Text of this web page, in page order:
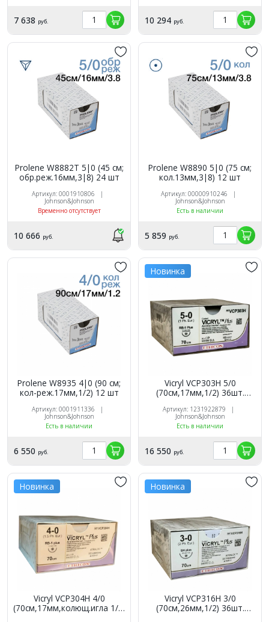
7 638 руб. 10 294 руб.
Prolene W8882Т 5|0 (45 см;
обр.реж.16мм,3|8) 24 шт
Артикул: 0001910806 |
Johnson&Johnson
Временно отсутствует
10 666 руб.
Prolene W8890 5|0 (75 см;
кол.13мм,3|8) 12 шт
Артикул: 00000910246 |
Johnson&Johnson
Есть в наличии
5 859 руб.
Prolene W8935 4|0 (90 см;
кол-реж.17мм,1/2) 12 шт
Артикул: 0001911336 |
Johnson&Johnson
Есть в наличии
6 550 руб.
Новинка
Vicryl VCP303H 5/0
(70см,17мм,1/2) 36шт.
Артикул: 1231922879 |
Johnson&Johnson
Есть в наличии
16 550 руб.
Новинка
Vicryl VCP304H 4/0
(70см,17мм,колющ.игла 1/2)
Новинка
Vicryl VCP316H 3/0
(70см,26мм,1/2) 36шт.